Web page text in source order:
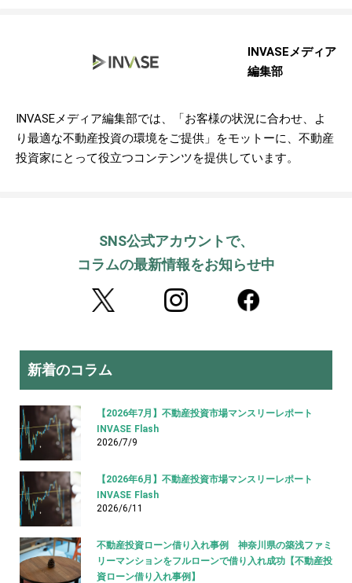
INVASEメディア
編集部
INVASEメディア編集部では、「お客様の状況に合わせ、よ
り最適な不動産投資の環境をご提供」をモットーに、不動産
投資家にとって役立つコンテンツを提供しています。
SNS公式アカウントで、
コラムの最新情報をお知らせ中
新着のコラム
【2026年7月】不動産投資市場マンスリーレポート
INVASE Flash
2026/7/9
【2026年6月】不動産投資市場マンスリーレポート
INVASE Flash
2026/6/11
不動産投資ローン借り入れ事例 神奈川県の築浅ファミ
リーマンションをフルローンで借り入れ成功【不動産投
資ローン借り入れ事例】